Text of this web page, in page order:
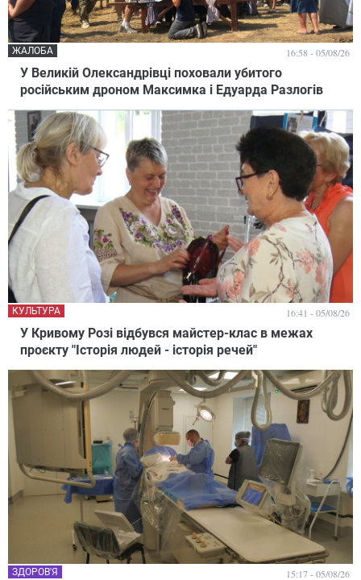
У Великій Олександрівці поховали убитого
російським дроном Максимка і Едуарда Разлогів
ЖАЛОБА 16:58 - 05/08/26
У Кривому Розі відбувся майстер-клас в межах
проєкту "Історія людей - історія речей"
КУЛЬТУРА 16:41 - 05/08/26
ЗДОРОВ'Я 15:17 - 05/08/26